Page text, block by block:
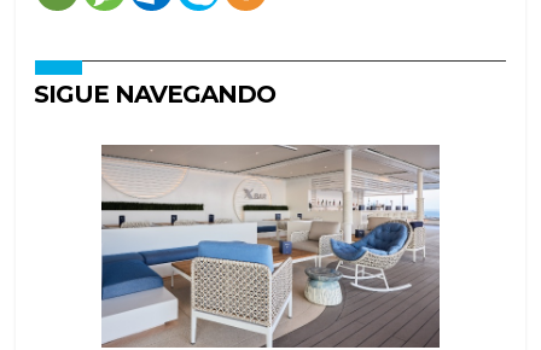
SIGUE NAVEGANDO